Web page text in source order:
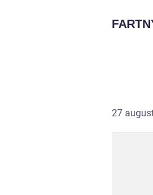
27